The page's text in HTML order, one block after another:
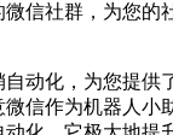
信社群，为您的
动化，为您提供
信作为机器人小